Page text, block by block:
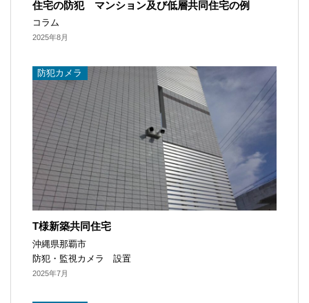
住宅の防犯 マンション及び低層共同住宅の例
コラム
2025年8月
防犯カメラ​
T様新築共同住宅
沖縄県那覇市
防犯・監視カメラ 設置
2025年7月